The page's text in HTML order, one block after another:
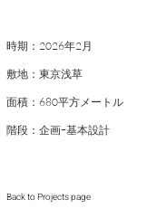
時期：2026年2月
敷地：東京浅草
面積：680平方メートル
階段：企画ｰ基本設計
Back to Projects page